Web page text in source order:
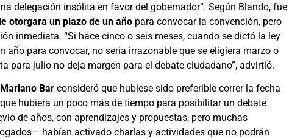
delegación insólita en favor del gobernador”. Según Blando, fue
otorgara un plazo de un año para convocar la convención, pero
inmediata. “Si hace cinco o seis meses, cuando se dictó la ley
año para convocar, no sería irrazonable que se eligiera marzo o
para julio no deja margen para el debate ciudadano”, advirtió.
Mariano Bar consideró que hubiese sido preferible correr la fecha
hubiera un poco más de tiempo para posibilitar un debate
de años, con aprendizajes y propuestas, pero muchas
habían activado charlas y actividades que no podrán